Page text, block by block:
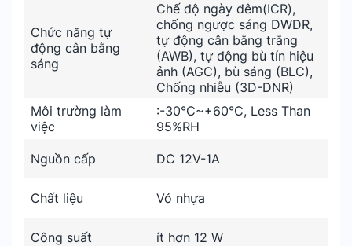
Chức năng tự
động cân bằng
sáng
Chế độ ngày đêm(ICR),
chống ngược sáng DWDR,
tự động cân bằng trắng
(AWB), tự động bù tín hiệu
ảnh (AGC), bù sáng (BLC),
Chống nhiễu (3D-DNR)
Môi trường làm
việc
:-30°C~+60°C, Less Than
95%RH
Nguồn cấp DC 12V-1A
Chất liệu Vỏ nhựa
Công suất ít hơn 12 W